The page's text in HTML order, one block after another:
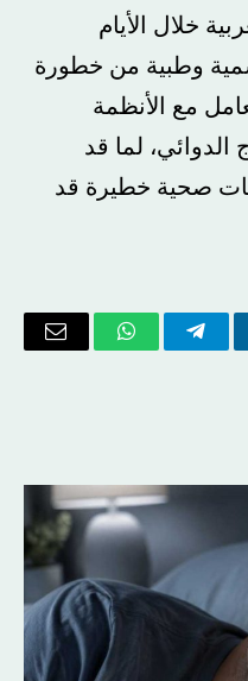
خلال الأيام
وطبية من خطورة
مع الأنظمة
الدوائي، لما قد
صحية خطيرة قد
تيلقرام واتسابالبريد